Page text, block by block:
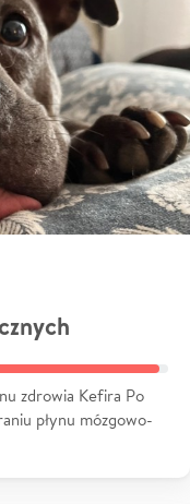
zdrowia Kefira Po
płynu mózgowo-